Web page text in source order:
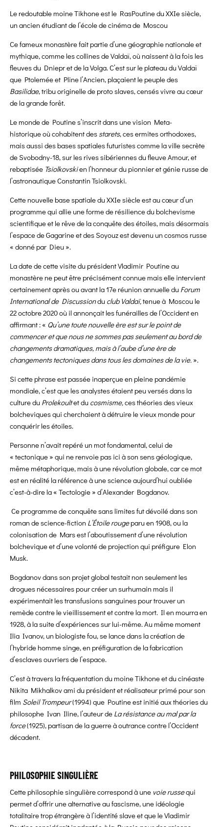
Le redoutable moine Tikhone est le RasPoutine du XXIe siècle,
un ancien étudiant de l’école de cinéma de Moscou
Ce fameux monastère fait partie d’une géographie nationale et
mythique, comme les collines de Valdaï, où naissent à la fois les
fleuves du Dniepr et de la Volga. C’est sur le plateau du Valdaï
que Ptolemée et Pline l’Ancien, plaçaient le peuple des
Basilidae, tribu originelle de proto slaves, censés vivre au cœur
de la grande forêt.
Le monde de Poutine s’inscrit dans une vision Meta-
historique où cohabitent des starets, ces ermites orthodoxes,
mais aussi des bases spatiales futuristes comme la ville secrète
de Svobodny-18, sur les rives sibériennes du fleuve Amour, et
rebaptisée Tsiolkovskien l’honneur du pionnier et génie russe de
l’astronautique Constantin Tsiolkovski.
Cette nouvelle base spatiale du XXIe siècle est au cœur d’un
programme qui allie une forme de résilience du bolchevisme
scientifique et le rêve de la conquête des étoiles, mais désormais
l’espace de Gagarine et des Soyouz est devenu un cosmos russe
« donné par Dieu ».
La date de cette visite du président Vladimir Poutine au
monastère ne peut être précisément connue mais elle intervient
certainement après ou avant la 17e réunion annuelle du Forum
International de Discussiondu club Valdaï,tenue à Moscou le
22 octobre 2020 où il annonçait les funérailles de l’Occident en
affirmant : « Qu’une toute nouvelle ère est sur le point de
commencer et que nous ne sommes pas seulement au bord de
changements dramatiques, mais à l’aube d’une ère de
changements tectoniques dans tous les domaines de la vie. ».
Si cette phrase est passée inaperçue en pleine pandémie
mondiale, c’est que les analystes étaient peu versés dans la
culture du Prolekoultet du cosmisme,ces théories des vieux
bolcheviques qui cherchaient à détruire le vieux monde pour
conquérir les étoiles.
Personne n’avait repéré un mot fondamental, celui de
« tectonique » qui ne renvoie pas ici à son sens géologique,
même métaphorique, mais à une révolution globale, car ce mot
est en réalité la référence à une science aujourd’hui oubliée
c’est-à-dire la « Tectologie » d’Alexander Bogdanov.
Ce programme de conquête sans limites fut dévoilé dans son
roman de science-fiction L’Étoile rougeparu en 1908, ou la
colonisation de Mars est l’aboutissement d’une révolution
bolchevique et d’une volonté de projection qui préfigure Elon
Musk.
Bogdanov dans son projet global testait non seulement les
drogues nécessaires pour créer un surhumain mais il
expérimentait les transfusions sanguines pour trouver un
remède contre le vieillissement et contre la mort. Il en mourra en
1928, à la suite d’expériences sur lui-même. Au même moment
Ilia Ivanov, un biologiste fou, se lance dans la création de
l’hybride homme singe, en préfiguration de la fabrication
d’esclaves ouvriers de l’espace.
C’est à travers la fréquentation du moine Tikhone et du cinéaste
Nikita Mikhalkov ami du président et réalisateur primé pour son
film Soleil Trompeur(1994) que Poutine est initié aux théories du
philosophe Ivan Iline, l’auteur de La résistance au mal par la
force(1925), partisan de la guerre à outrance contre l’Occident
décadent.
PHILOSOPHIE SINGULIÈRE
Cette philosophie singulière correspond à une voie russequi
permet d’offrir une alternative au fascisme, une idéologie
totalitaire trop étrangère à l’identité slave et que le Vladimir